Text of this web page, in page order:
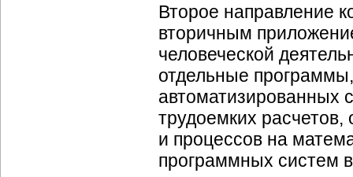
Второе направление
вторичным
человеческой
отдельные
автоматизированных
трудоемких расчетов,
и процессов на
программных систем